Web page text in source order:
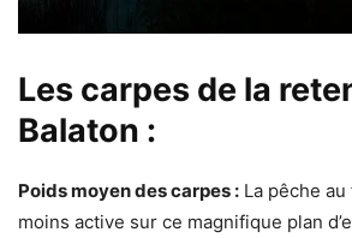
Les carpes de la
Balaton :
Poids moyen des carpes : La pêche
moins active sur ce magnifique plan